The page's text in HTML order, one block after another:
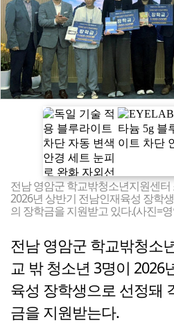
전남 영암군 학교밖청소년지원센
2026년 상반기 전남인재육성 장학
의 장학금을 지원받고 있다.(사진=
전남 영암군 학교밖청소
교 밖 청소년 3명이 2026
육성 장학생으로 선정돼
금을 지원받는다.